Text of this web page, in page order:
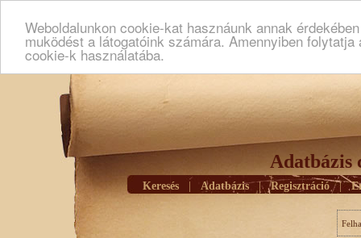
Weboldalunkon cookie-kat hasznáunk annak
muködést a látogatóink számára. Amennyiben
cookie-k használatába.
Adatbázis
Keresés Adatbázis | Regisztráció |